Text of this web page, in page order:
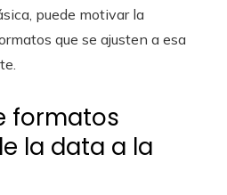
puede motivar la
que se ajusten a esa
formatos
la data a la